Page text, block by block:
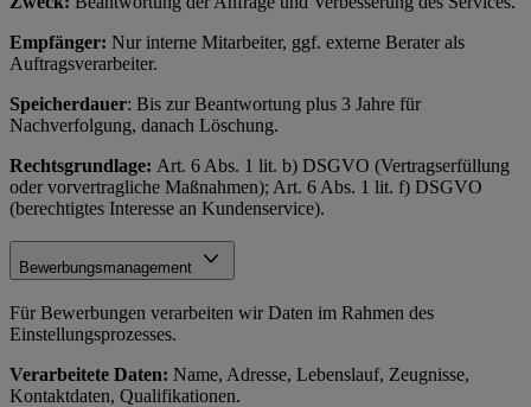
Empfänger: Nur interne Mitarbeiter, ggf. externe Berater als
Auftragsverarbeiter.
Speicherdauer: Bis zur Beantwortung plus 3 Jahre für
Nachverfolgung, danach Löschung.
Rechtsgrundlage: Art. 6 Abs. 1 lit. b) DSGVO (Vertragserfüllung
oder vorvertragliche Maßnahmen); Art. 6 Abs. 1 lit. f) DSGVO
(berechtigtes Interesse an Kundenservice).
Bewerbungsmanagement
Für Bewerbungen verarbeiten wir Daten im Rahmen des
Einstellungsprozesses.
Verarbeitete Daten: Name, Adresse, Lebenslauf, Zeugnisse,
Kontaktdaten, Qualifikationen.